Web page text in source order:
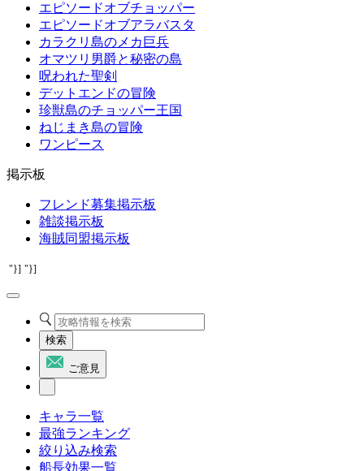
エピソードオブチョッパー
エピソードオブアラバスタ
カラクリ島のメカ巨兵
オマツリ男爵と秘密の島
呪われた聖剣
デットエンドの冒険
珍獣島のチョッパー王国
ねじまき島の冒険
ワンピース
掲示板
フレンド募集掲示板
雑談掲示板
海賊同盟掲示板
"}] "}]
検索
ご意見
キャラ一覧
最強ランキング
絞り込み検索
船長効果一覧